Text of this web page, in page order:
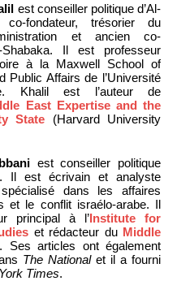
est conseiller politique d’Al-
fondateur, trésorier du
et ancien co-
Shabaka. Il est professeur
à la Maxwell School of
Public Affairs de l’Université
Khalil est l’auteur de
East Expertise and the
State (Harvard University
est conseiller politique
Il est écrivain et analyste
spécialisé dans les affaires
et le conflit israélo-arabe. Il
principal à l’Institute for
et rédacteur du Middle
. Ses articles ont également
The Nationalet il a fourni
Times.